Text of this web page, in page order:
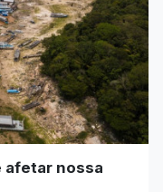
afetar nossa